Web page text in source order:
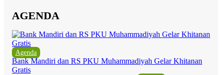
AGENDA
Agenda
Bank Mandiri dan RS PKU Muhammadiyah Gelar Khitanan
Gratis